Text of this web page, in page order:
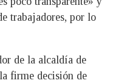
trabajadores, por lo
de la alcaldía de
firme decisión de